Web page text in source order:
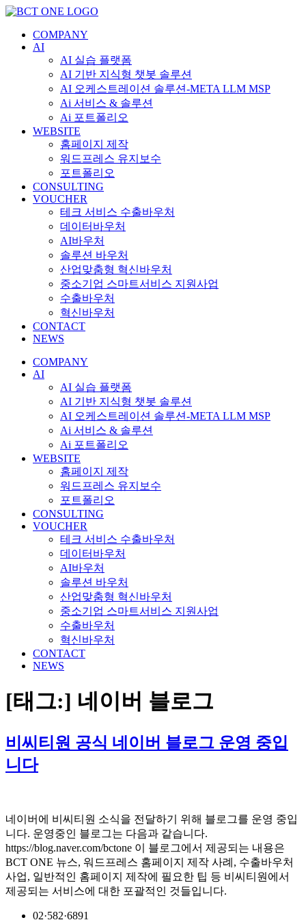
콘
COMPANY
AI
AI 실습 플랫폼
AI 기반 지식형 챗봇 솔루션
AI 오케스트레이션 솔루션-META LLM MSP
Ai 서비스 & 솔루션
Ai 포트폴리오
WEBSITE
홈페이지 제작
워드프레스 유지보수
포트폴리오
CONSULTING
VOUCHER
테크 서비스 수출바우처
데이터바우처
AI바우처
솔루션 바우처
산업맞춤형 혁신바우처
중소기업 스마트서비스 지원사업
수출바우처
혁신바우처
CONTACT
NEWS
COMPANY
AI
AI 실습 플랫폼
AI 기반 지식형 챗봇 솔루션
AI 오케스트레이션 솔루션-META LLM MSP
Ai 서비스 & 솔루션
Ai 포트폴리오
WEBSITE
홈페이지 제작
워드프레스 유지보수
포트폴리오
CONSULTING
VOUCHER
테크 서비스 수출바우처
데이터바우처
AI바우처
솔루션 바우처
산업맞춤형 혁신바우처
중소기업 스마트서비스 지원사업
수출바우처
혁신바우처
CONTACT
NEWS
[태그:] 네이버 블로그
비씨티원 공식 네이버 블로그 운영 중입
니다
네이버에 비씨티원 소식을 전달하기 위해 블로그를 운영 중입
니다. 운영중인 블로그는 다음과 같습니다.
https://blog.naver.com/bctone 이 블로그에서 제공되는 내용은
BCT ONE 뉴스, 워드프레스 홈페이지 제작 사례, 수출바우처
사업, 일반적인 홈페이지 제작에 필요한 팁 등 비씨티원에서
제공되는 서비스에 대한 포괄적인 것들입니다.
02·582·6891